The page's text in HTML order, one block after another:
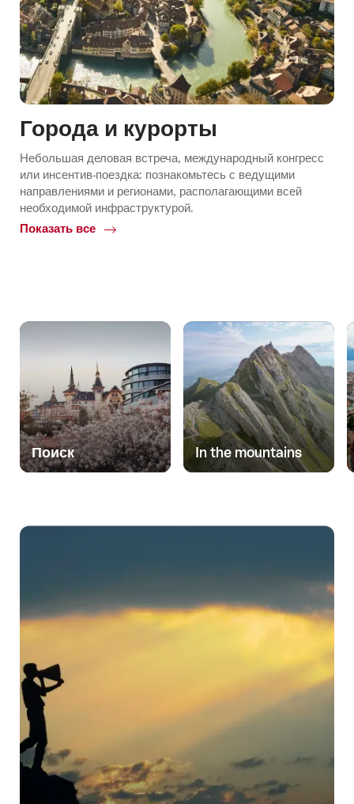
Города и курорты
Небольшая деловая встреча, международный конгресс
или инсентив-поездка: познакомьтесь с ведущими
направлениями и регионами, располагающими всей
необходимой инфраструктурой.
Показать все
Common.Of
Поиск In the mountains